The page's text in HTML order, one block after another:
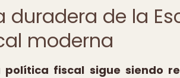
duradera de la
moderna
fiscal sigue siendo